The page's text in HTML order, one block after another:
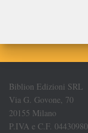
Biblion Edizioni SRL
Via G. Govone, 70
20155 Milano
P.IVA e C.F.